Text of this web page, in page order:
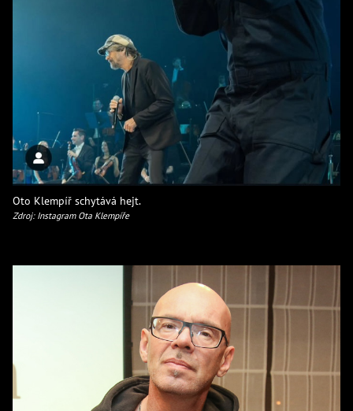
Oto Klempíř schytává hejt.
Zdroj: Instagram Ota Klempíře